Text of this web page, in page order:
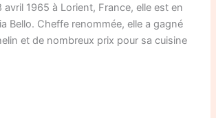
avril 1965 à Lorient, France, elle est en
Bello. Cheffe renommée, elle a gagné
et de nombreux prix pour sa cuisine